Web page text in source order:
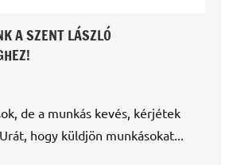
A SZENT LÁSZLÓ
de a munkás kevés, kérjétek
hogy küldjön munkásokat...